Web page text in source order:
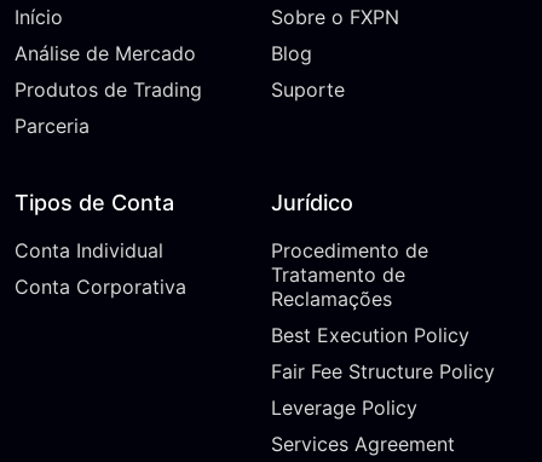
Início
Análise de Mercado
Produtos de Trading
Parceria
Sobre o FXPN
Blog
Suporte
Tipos de Conta
Conta Individual
Conta Corporativa
Jurídico
Procedimento de
Tratamento de
Reclamações
Best Execution Policy
Fair Fee Structure Policy
Leverage Policy
Services Agreement